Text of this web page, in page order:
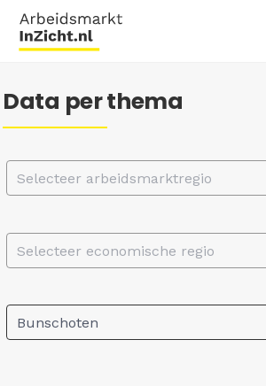
Data per thema
Selecteer arbeidsmarktregio
Selecteer economische regio
Bunschoten